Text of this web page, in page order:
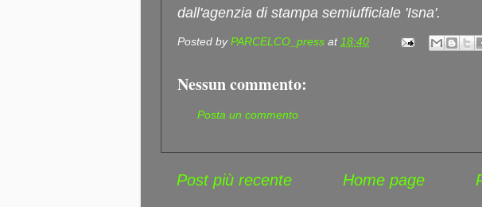
dall'agenzia di stampa semiufficiale 'Isna'.
Posted byPARCELCO_press at18:40
Nessun commento:
Posta un commento
Post più recente Home page